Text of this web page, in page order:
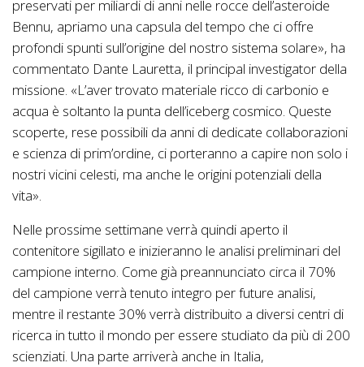
preservati per miliardi di anni nelle rocce dell’asteroide
Bennu, apriamo una capsula del tempo che ci offre
profondi spunti sull’origine del nostro sistema solare», ha
commentato Dante Lauretta, il principal investigator della
missione. «L’aver trovato materiale ricco di carbonio e
acqua è soltanto la punta dell’iceberg cosmico. Queste
scoperte, rese possibili da anni di dedicate collaborazioni
e scienza di prim’ordine, ci porteranno a capire non solo i
nostri vicini celesti, ma anche le origini potenziali della
vita».
Nelle prossime settimane verrà quindi aperto il
contenitore sigillato e inizieranno le analisi preliminari del
campione interno. Come già preannunciato circa il 70%
del campione verrà tenuto integro per future analisi,
mentre il restante 30% verrà distribuito a diversi centri di
ricerca in tutto il mondo per essere studiato da più di 200
scienziati. Una parte arriverà anche in Italia,